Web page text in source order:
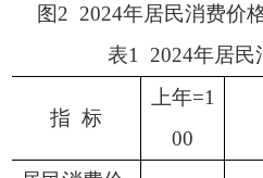
图2 2024年居民消费价
表1 2024年居民
指 标
上年=1
00